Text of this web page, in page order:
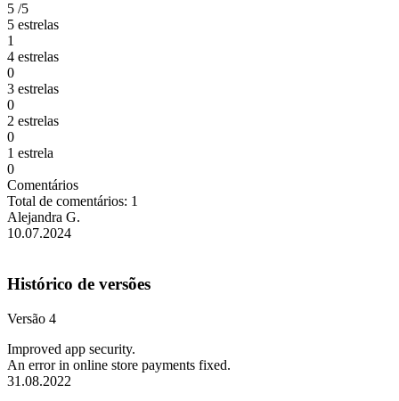
5 /5
5 estrelas
1
4 estrelas
0
3 estrelas
0
2 estrelas
0
1 estrela
0
Comentários
Total de comentários: 1
Alejandra G.
10.07.2024
Histórico de versões
Versão 4
Improved app security.
An error in online store payments fixed.
31.08.2022